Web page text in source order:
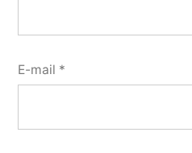
E-mail *